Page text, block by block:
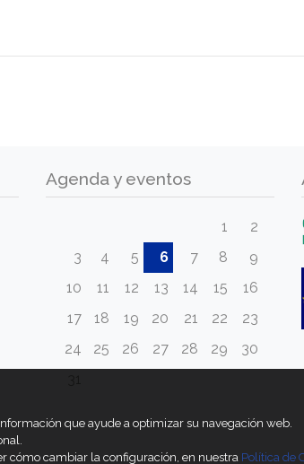
Agenda y eventos
1
2
3
4 5 6 7 8
9
10
11 12 13 14 15
16
17
18 19 20 21 22
23
24
25 26 27 28 29
30
que ayude a optimizar su navegación web.
cómo cambiar la configuración, en nuestra Política de